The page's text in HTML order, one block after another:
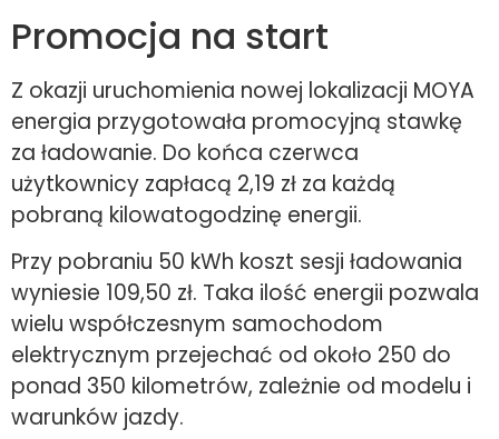
Promocja na start
Z okazji uruchomienia nowej lokalizacji MOYA
energia przygotowała promocyjną stawkę
za ładowanie. Do końca czerwca
użytkownicy zapłacą 2,19 zł za każdą
pobraną kilowatogodzinę energii.
Przy pobraniu 50 kWh koszt sesji ładowania
wyniesie 109,50 zł. Taka ilość energii pozwala
wielu współczesnym samochodom
elektrycznym przejechać od około 250 do
ponad 350 kilometrów, zależnie od modelu i
warunków jazdy.